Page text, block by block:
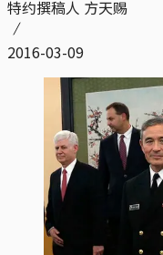
特约撰稿人 方天赐
2016-03-09